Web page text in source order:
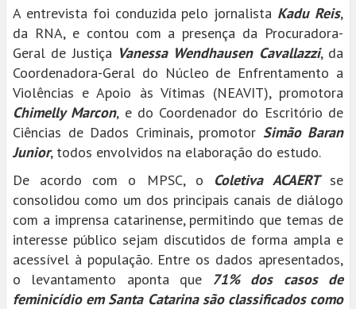
A entrevista foi conduzida pelo jornalista Kadu Reis,
da RNA, e contou com a presença da Procuradora-
Geral de Justiça Vanessa Wendhausen Cavallazzi, da
Coordenadora-Geral do Núcleo de Enfrentamento a
Violências e Apoio às Vítimas (NEAVIT), promotora
Chimelly Marcon, e do Coordenador do Escritório de
Ciências de Dados Criminais, promotor Simão Baran
Junior, todos envolvidos na elaboração do estudo.
De acordo com o MPSC, o Coletiva ACAERTse
consolidou como um dos principais canais de diálogo
com a imprensa catarinense, permitindo que temas de
interesse público sejam discutidos de forma ampla e
acessível à população. Entre os dados apresentados,
o levantamento aponta que 71% dos casos de
feminicídio em Santa Catarina são classificados como